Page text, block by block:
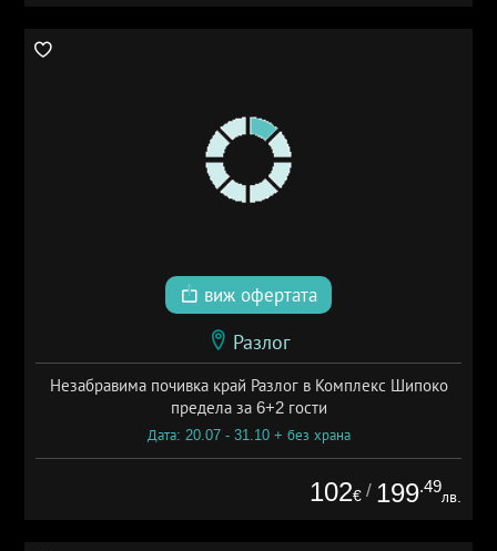
виж офертата
Разлог
Незабравима почивка край Разлог в Комплекс Шипоко
предела за 6+2 гости
Дата: 20.07 - 31.10 + без храна
102€ / 199.49
лв.